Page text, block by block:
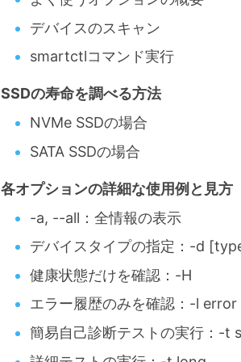
デバイスのスキャン
smartctlコマンド実行
SSDの寿命を調べる方法
NVMe SSDの場合
SATA SSDの場合
各オプションの詳細な使用例と見方
-a, --all：全情報の表示
デバイスタイプの指定：-d
健康状態だけを確認：-H
エラー履歴のみを確認：-l error
簡易自己診断テストの実行：-t